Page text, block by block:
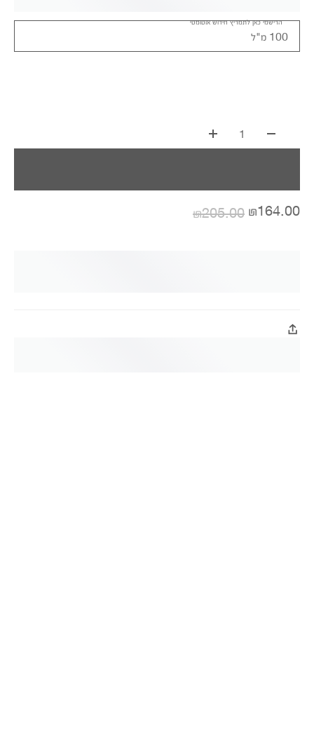
100 מ"ל
הרישמי כאן לתמריץ חידוש אוטומטי
1
₪205.00 ₪164.00